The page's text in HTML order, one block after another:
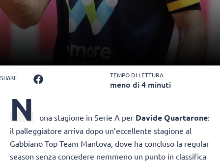
SHARE TEMPO DI LETTURA
meno di 4 minuti
N ona stagione in Serie A per Davide Quartarone:
il palleggiatore arriva dopo un’eccellente stagione al
Gabbiano Top Team Mantova, dove ha concluso la regular
season senza concedere nemmeno un punto in classifica